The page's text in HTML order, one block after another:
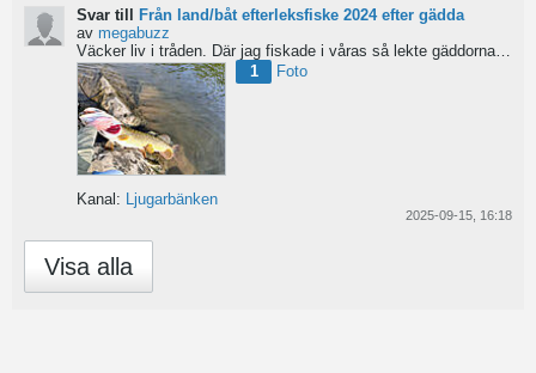
Svar till
Från land/båt efterleksfiske 2024 efter gädda
av megabuzz
Väcker liv i tråden. Där jag fiskade i våras så lekte gäddorna från början av mars hela vägen in i juni...
1
Foto
Kanal: Ljugarbänken
2025-09-15, 16:18
Visa alla